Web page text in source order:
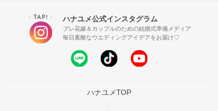
＼ TAP! ／ ハナユメ公式インスタグラム
プレ花嫁＆カップルのための結婚式準備メディア
毎日素敵なウエディングアイデアをお届け♡
ハナユメTOP